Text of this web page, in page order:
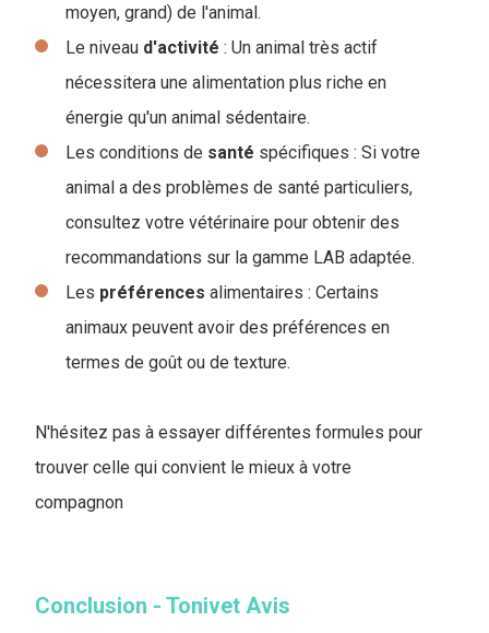
moyen, grand) de l'animal.
Le niveau d'activité : Un animal très actif
nécessitera une alimentation plus riche en
énergie qu'un animal sédentaire.
Les conditions de santé spécifiques : Si votre
animal a des problèmes de santé particuliers,
consultez votre vétérinaire pour obtenir des
recommandations sur la gamme LAB adaptée.
Les préférences alimentaires : Certains
animaux peuvent avoir des préférences en
termes de goût ou de texture.
N'hésitez pas à essayer différentes formules pour
trouver celle qui convient le mieux à votre
compagnon
Conclusion - Tonivet Avis